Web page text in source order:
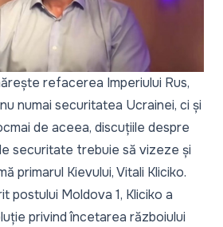
refacerea Imperiului Rus,
numai securitatea Ucrainei, ci și
de aceea, discuțiile despre
securitate trebuie să vizeze și
primarul Kievului, Vitali Kliciko.
postului Moldova 1, Kliciko a
privind încetarea războiului